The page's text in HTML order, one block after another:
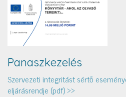
Panaszkezelés
Szervezeti integritást sértő
eljárásrendje (pdf) >>